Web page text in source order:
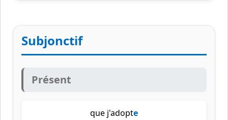
Subjonctif
Présent
que j'adopte